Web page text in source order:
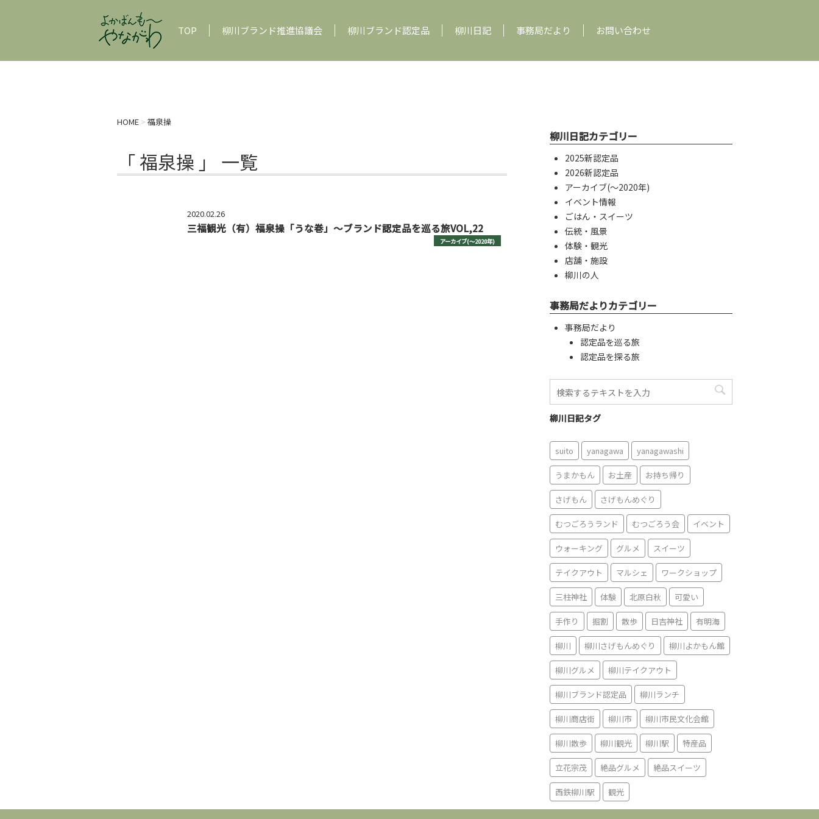
TOP 柳川ブランド推進協議会 柳川ブランド認定品 柳川日記 事務局だより お問い合わせ
HOME > 福泉操
「 福泉操 」 一覧
2020.02.26
三福観光（有）福泉操「うな巻」～ブランド認定品を巡る旅VOL,22
アーカイブ(〜2020年)
柳川日記カテゴリー
2025新認定品
2026新認定品
アーカイブ(〜2020年)
イベント情報
ごはん・スイーツ
伝統・風景
体験・観光
店舗・施設
柳川の人
事務局だよりカテゴリー
事務局だより
認定品を巡る旅
認定品を探る旅
柳川日記タグ
suito yanagawa yanagawashi
うまかもん お土産 お持ち帰り
さげもん さげもんめぐり
むつごろうランド むつごろう会 イベント
ウォーキング グルメ スイーツ
テイクアウト マルシェ ワークショップ
三柱神社 体験 北原白秋 可愛い
手作り 掘割 散歩 日吉神社 有明海
柳川 柳川さげもんめぐり 柳川よかもん館
柳川グルメ 柳川テイクアウト
柳川ブランド認定品 柳川ランチ
柳川商店街 柳川市 柳川市民文化会館
柳川散歩 柳川観光 柳川駅 特産品
立花宗茂 絶品グルメ 絶品スイーツ
西鉄柳川駅 観光